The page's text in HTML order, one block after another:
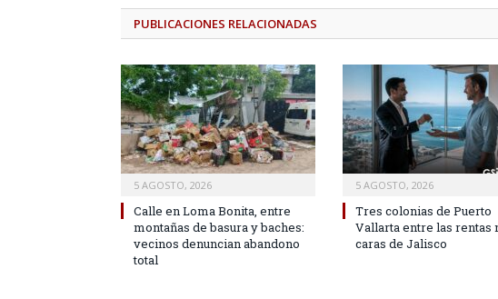
PUBLICACIONES RELACIONADAS
5 AGOSTO, 2026
Calle en Loma Bonita, entre
montañas de basura y baches:
vecinos denuncian abandono
total
5 AGOSTO, 2026
Tres colonias de Puerto
Vallarta entre las rentas
caras de Jalisco